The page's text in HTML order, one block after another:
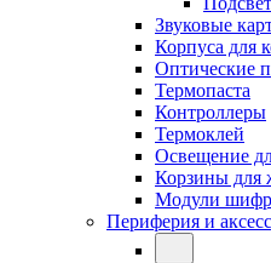
Звуковые
Корпуса для
Оптические
Термопаста
Контроллеры
Термоклей
Освещение
Корзины для
Модули
Периферия и